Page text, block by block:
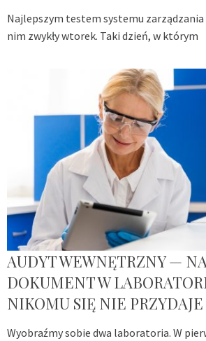
Najlepszym testem systemu
nim zwykły wtorek. Taki dzień, w którym
AUDYT WEWNĘTRZNY —
DOKUMENT W
NIKOMU SIĘ NIE PRZYDAJE
Wyobraźmy sobie dwa laboratoria. W